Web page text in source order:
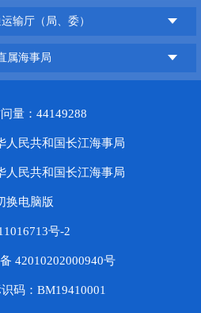
输厅（局、委）
属海事局
量：44149288
人民共和国长江海事局
人民共和国长江海事局
换电脑版
号-2
42010202000940号
码：BM19410001